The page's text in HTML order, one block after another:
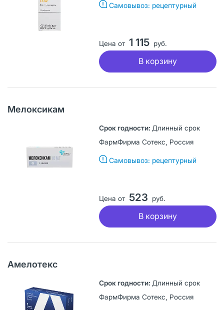
Самовывоз: рецептурный
Цена от 1 115 руб.
В корзину
Мелоксикам
Длинный срок
ФармФирма Сотекс, Россия
Самовывоз: рецептурный
Цена от 523 руб.
В корзину
Амелотекс
Длинный срок
ФармФирма Сотекс, Россия